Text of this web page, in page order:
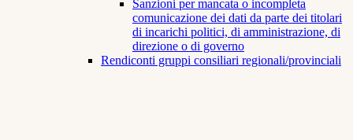
Sanzioni per mancata o incompleta
comunicazione dei dati da parte dei titolari
di incarichi politici, di amministrazione, di
direzione o di governo
Rendiconti gruppi consiliari regionali/provinciali